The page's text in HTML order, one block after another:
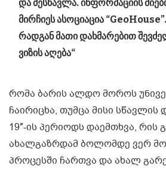
და მესწავლა. ინფორმაციის
მირჩიეს ასოციაცია
რადგან მათი დახმარებით
ვიზის აღება“
რომა ბარის ალდო მოროს
ჩაირიცხა, თუმცა მისი სწავლის
19″-ის პერიოდს დაემთხვა, რის
ახალგაზრდამ ბოლომდე ვერ
პროცესში ჩართვა და ახალ